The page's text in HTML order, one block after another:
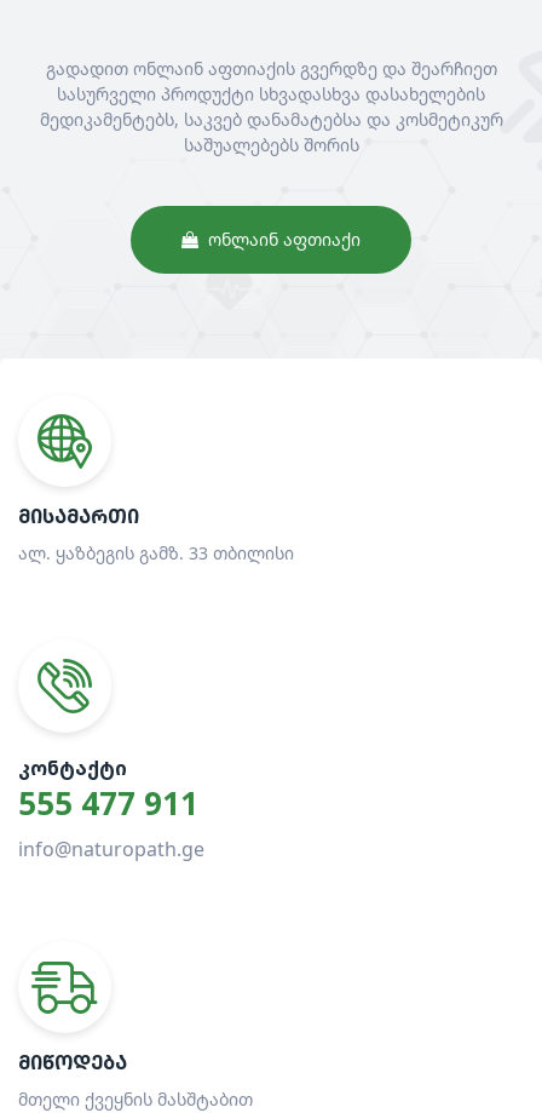
გადადით ონლაინ აფთიაქის გვერდზე და შეარჩიეთ
სასურველი პროდუქტი სხვადასხვა დასახელების
მედიკამენტებს, საკვებ დანამატებსა და კოსმეტიკურ
საშუალებებს შორის
ᲝᲜᲚᲐᲘᲜ ᲐᲤᲗᲘᲐᲥᲘ
ᲛᲘᲡᲐᲛᲐᲠᲗᲘ
ალ. ყაზბეგის გამზ. 33 თბილისი
ᲙᲝᲜᲢᲐᲥᲢᲘ
555 477 911
info@naturopath.ge
ᲛᲘᲬᲝᲓᲔᲑᲐ
მთელი ქვეყნის მასშტაბით